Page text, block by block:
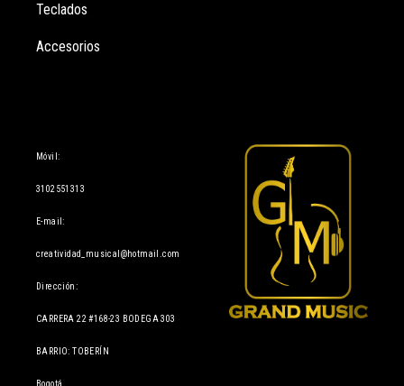
Teclados
Accesorios
Móvil:
3102551313
E-mail:
creatividad_musical@hotmail.com
Dirección:
CARRERA 22 #168-23 BODEGA 303
BARRIO: TOBERÍN
Bogotá